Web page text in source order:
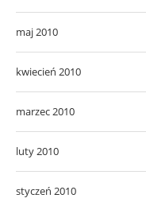
maj 2010
kwiecień 2010
marzec 2010
luty 2010
styczeń 2010